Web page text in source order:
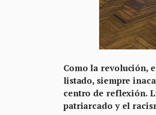
Como la revolución,
listado, siempre
centro de reflexión.
patriarcado y el